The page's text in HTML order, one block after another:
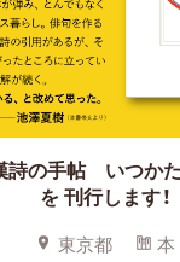
詩の手帖 いつか
を刊行します！
東京都 本